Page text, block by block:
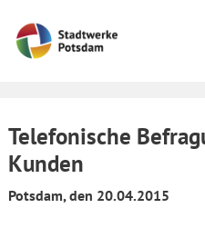
Startseite
Telefonische
Kunden
Potsdam, den 20.04.2015